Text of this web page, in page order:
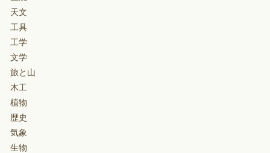
天文
工具
工学
文学
旅と山
木工
植物
歴史
気象
生物